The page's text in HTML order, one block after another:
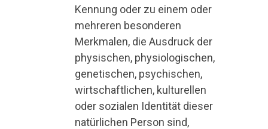
Kennung oder zu einem oder
mehreren besonderen
Merkmalen, die Ausdruck der
physischen, physiologischen,
genetischen, psychischen,
wirtschaftlichen, kulturellen
oder sozialen Identität dieser
natürlichen Person sind,